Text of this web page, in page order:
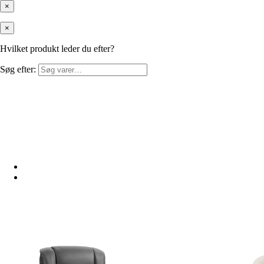
×
×
Hvilket produkt leder du efter?
Søg efter: